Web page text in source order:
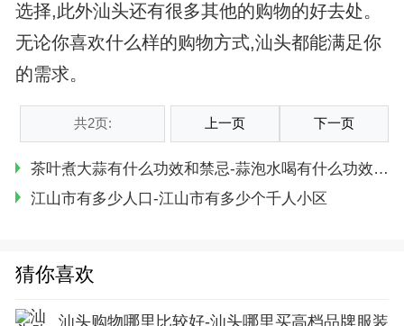
选择,此外汕头还有很多其他的购物的好去处。
无论你喜欢什么样的购物方式,汕头都能满足你
的需求。
共2页: 上一页 下一页
茶叶煮大蒜有什么功效和禁忌-蒜泡水喝有什么功效与作用
江山市有多少人口-江山市有多少个千人小区
猜你喜欢
汕头购物哪里比较好-汕头哪里买高档品牌服装